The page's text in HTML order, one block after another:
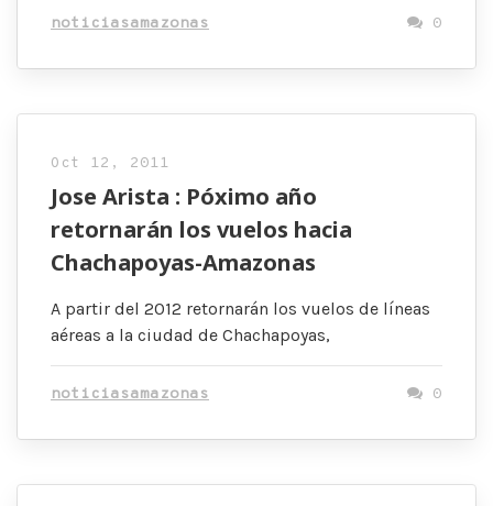
noticiasamazonas 0
Oct 12, 2011
Jose Arista : Póximo año
retornarán los vuelos hacia
Chachapoyas-Amazonas
A partir del 2012 retornarán los vuelos de líneas
aéreas a la ciudad de Chachapoyas,
noticiasamazonas 0